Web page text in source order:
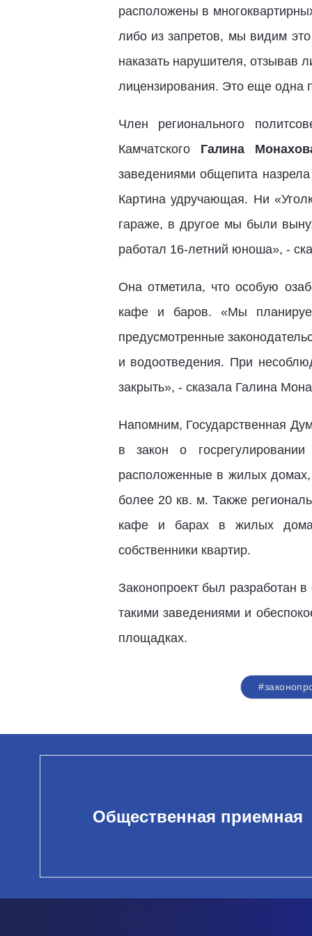
расположены в
либо из запретов, мы видим
наказать нарушителя, отзывав
лицензирования. Это еще одна
Член регионального
Камчатского Галина
заведениями общепита
Картина удручающая. Ни
гараже, в другое мы были
работал 16-летний юноша», -
Она отметила, что особую
кафе и баров. «Мы
предусмотренные
и водоотведения. При
закрыть», - сказала Галина
Напомним, Государственная
в закон о
расположенные в жилых домах,
более 20 кв. м. Также
кафе и барах в жилых
собственники квартир.
Законопроект был разработан
такими заведениями и
площадках.
Общественная приемная